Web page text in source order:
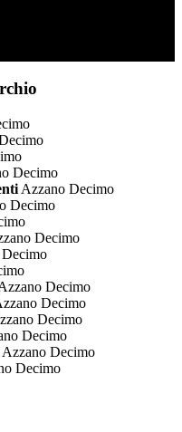
Decimo
Azzano Decimo
Decimo
Decimo
Decimo
Decimo
Decimo
Decimo
Azzano Decimo
Decimo